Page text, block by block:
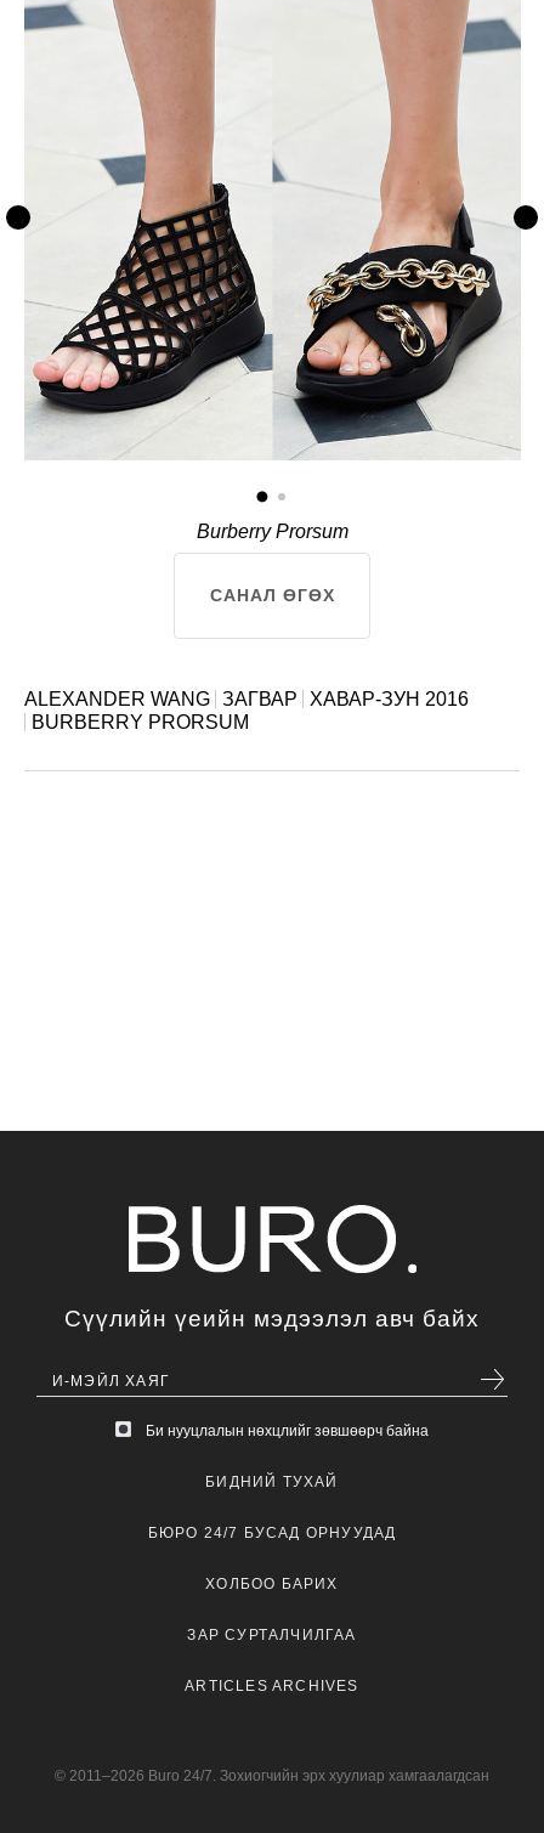
Burberry Prorsum
САНАЛ ӨГӨХ
ALEXANDER WANG ЗАГВАР
ХАВАР-ЗУН 2016
BURBERRY PRORSUM
Сүүлийн үеийн мэдээлэл авч байх
Би нууцлалын нөхцлийг зөвшөөрч байна
БИДНИЙ ТУХАЙ
БЮРО 24/7 БУСАД ОРНУУДАД
ХОЛБОО БАРИХ
ЗАР СУРТАЛЧИЛГАА
ARTICLES ARCHIVES
© 2011–2026 Buro 24/7. Зохиогчийн эрх хуулиар хамгаалагдсан